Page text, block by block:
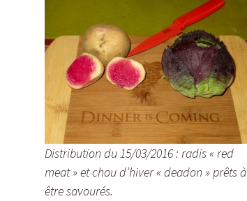
Distribution du 15/03/2016 : radis « red
meat » et chou d’hiver « deadon » prêts à
être savourés.